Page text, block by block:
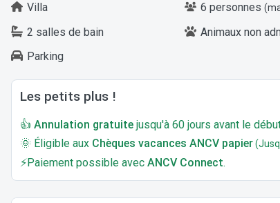
Villa 6 personnes
2 salles de bain
Animaux non
Parking
Les petits plus !
👍 Annulation gratuite jusqu'à 60 jours avant le
🌞 Éligible aux Chèques vacances ANCV papier
⚡Paiement possible avec ANCV Connect.